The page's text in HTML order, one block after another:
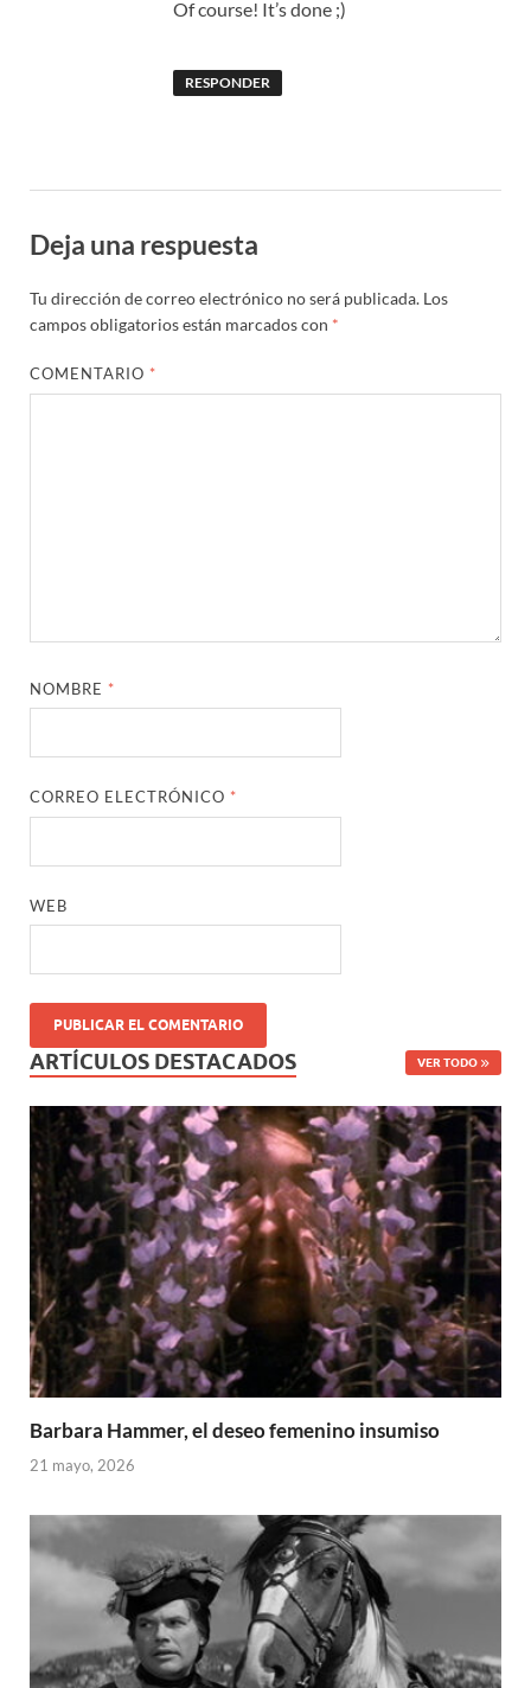
Of course! It’s done ;)
RESPONDER
Deja una respuesta
Tu dirección de correo electrónico no será publicada. Los
campos obligatorios están marcados con *
COMENTARIO *
NOMBRE *
CORREO ELECTRÓNICO *
WEB
ARTÍCULOS DESTACADOS VER TODO
Barbara Hammer, el deseo femenino insumiso
21 mayo, 2026